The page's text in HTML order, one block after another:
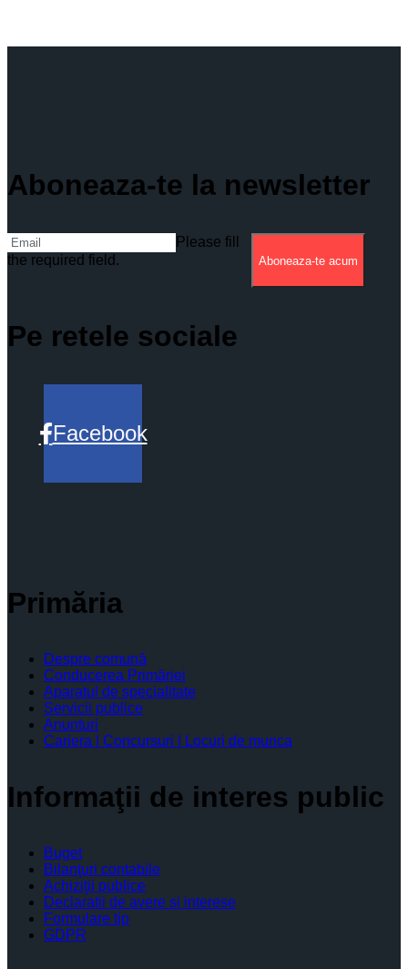
Aboneaza-te la newsletter
Please fill
the required field.
Aboneaza-te acum
Pe retele sociale
Facebook
Primăria
Despre comună
Conducerea Primăriei
Aparatul de specialitate
Servicii publice
Anunturi
Cariera | Concursuri | Locuri de munca
Informaţii de interes public
Buget
Bilanţuri contabile
Achiziţii publice
Declaratii de avere si interese
Formulare tip
GDPR